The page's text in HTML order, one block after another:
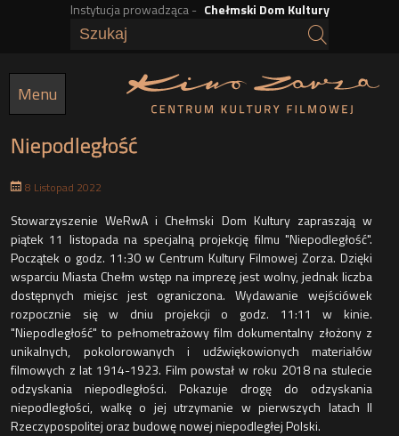
Przejdź
treści
Instytucja prowadząca - Chełmski Dom Kultury
Menu
Niepodległość
t 8 Listopad 2022
Stowarzyszenie WeRwA i Chełmski Dom Kultury zapraszają w
piątek 11 listopada na specjalną projekcję filmu "Niepodległość".
Początek o godz. 11:30 w Centrum Kultury Filmowej Zorza. Dzięki
wsparciu Miasta Chełm wstęp na imprezę jest wolny, jednak liczba
dostępnych miejsc jest ograniczona. Wydawanie wejściówek
rozpocznie się w dniu projekcji o godz. 11:11 w kinie.
"Niepodległość" to pełnometrażowy film dokumentalny złożony z
unikalnych, pokolorowanych i udźwiękowionych materiałów
filmowych z lat 1914-1923. Film powstał w roku 2018 na stulecie
odzyskania niepodległości. Pokazuje drogę do odzyskania
niepodległości, walkę o jej utrzymanie w pierwszych latach II
Rzeczypospolitej oraz budowę nowej niepodległej Polski.